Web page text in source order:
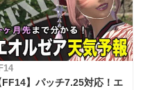
FF14】パッチ7.25対応！エ